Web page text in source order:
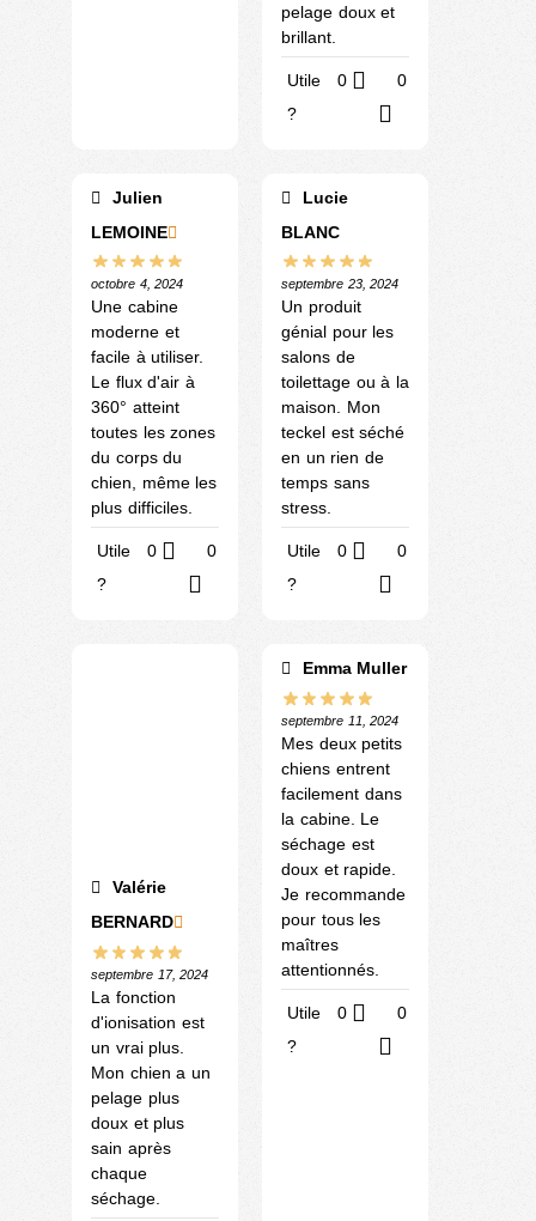
pelage doux et
brillant.
Utile
?
0 0
Julien
LEMOINE
octobre 4, 2024
Une cabine
moderne et
facile à utiliser.
Le flux d'air à
360° atteint
toutes les zones
du corps du
chien, même les
plus difficiles.
Utile
?
0 0
Lucie
BLANC
septembre 23, 2024
Un produit
génial pour les
salons de
toilettage ou à la
maison. Mon
teckel est séché
en un rien de
temps sans
stress.
Utile
?
0 0
Valérie
BERNARD
septembre 17, 2024
La fonction
d'ionisation est
un vrai plus.
Mon chien a un
pelage plus
doux et plus
sain après
chaque
séchage.
Emma Muller
septembre 11, 2024
Mes deux petits
chiens entrent
facilement dans
la cabine. Le
séchage est
doux et rapide.
Je recommande
pour tous les
maîtres
attentionnés.
Utile
?
0 0